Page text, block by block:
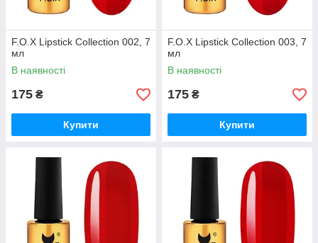
F.O.X Lipstick Collection 002, 7
мл
В наявності
175 ₴
Купити
F.O.X Lipstick Collection 003, 7
мл
В наявності
175 ₴
Купити